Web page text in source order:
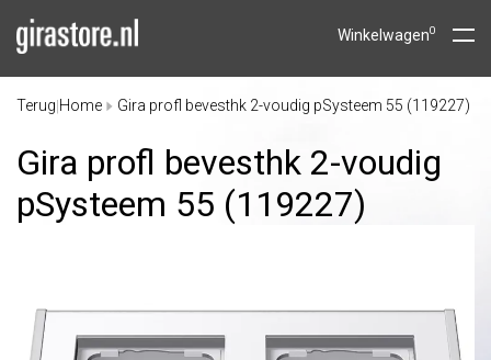
Winkelwagen0
Terug Home Gira profl bevesthk 2-voudig pSysteem 55 (119227)
Gira profl bevesthk 2-voudig
pSysteem 55 (119227)